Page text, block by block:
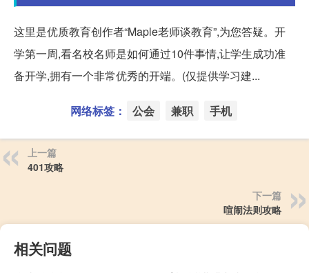
这里是优质教育创作者“Maple老师谈教育”,为您答疑。开
学第一周,看名校名师是如何通过10件事情,让学生成功准
备开学,拥有一个非常优秀的开端。(仅提供学习建...
网络标签： 公会 兼职 手机
上一篇
401攻略
下一篇
喧闹法则攻略
相关问题